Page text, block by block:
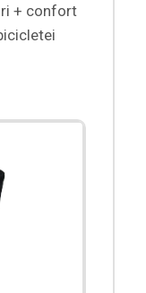
+ confort